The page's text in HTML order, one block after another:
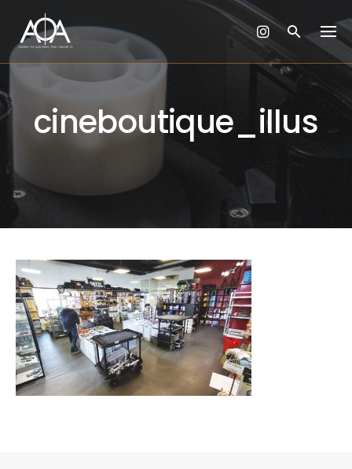
content
cineboutique_illus